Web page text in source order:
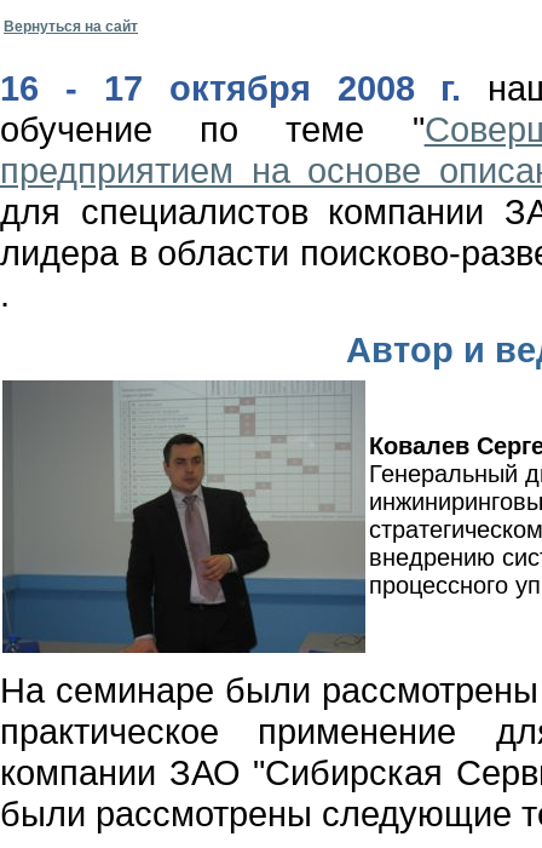
Вернуться на сайт
16 - 17 октября 2008 г.
обучение по теме "
предприятием на основе
для специалистов компании
лидера в области поисково-
.
Автор и
Ковалев
Генеральный
внедрению
процессного
На семинаре были
практическое применение
компании ЗАО "Сибирская
были рассмотрены следующие